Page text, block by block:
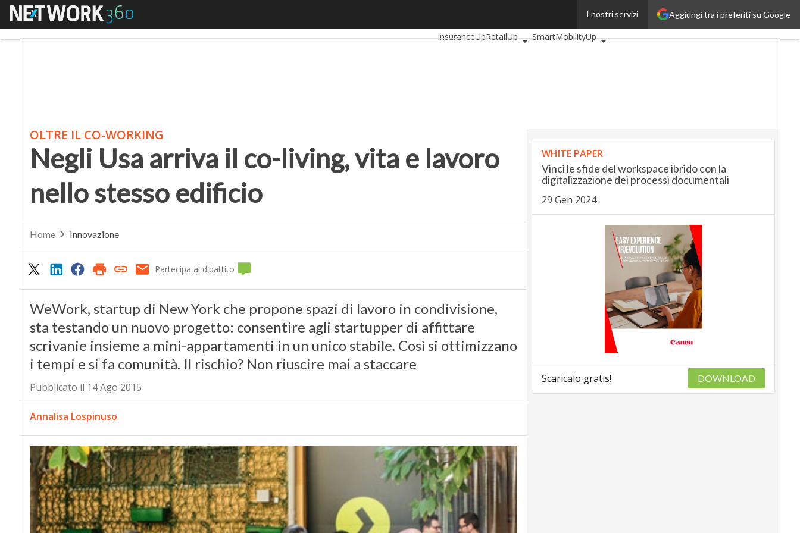
Aggiungi tra i preferiti su Google
I nostri servizi
Menu
BankingUp
InsuranceUpRetailUp
SmartMobilityUp
OLTRE IL CO-WORKING
Negli Usa arriva il co-living, vita e lavoro
nello stesso edificio
Home Innovazione
Partecipa al dibattito
WeWork, startup di New York che propone spazi di lavoro in condivisione,
sta testando un nuovo progetto: consentire agli startupper di affittare
scrivanie insieme a mini-appartamenti in un unico stabile. Così si ottimizzano
i tempi e si fa comunità. Il rischio? Non riuscire mai a staccare
Pubblicato il 14 Ago 2015
Annalisa Lospinuso
WHITE PAPER
Vinci le sfide del workspace ibrido con la
digitalizzazione dei processi documentali
29 Gen 2024
Scaricalo gratis! DOWNLOAD